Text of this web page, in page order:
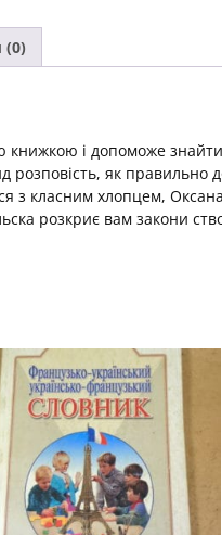
і допоможе знайти
як правильно
з класним хлопцем,
розкриє вам закони